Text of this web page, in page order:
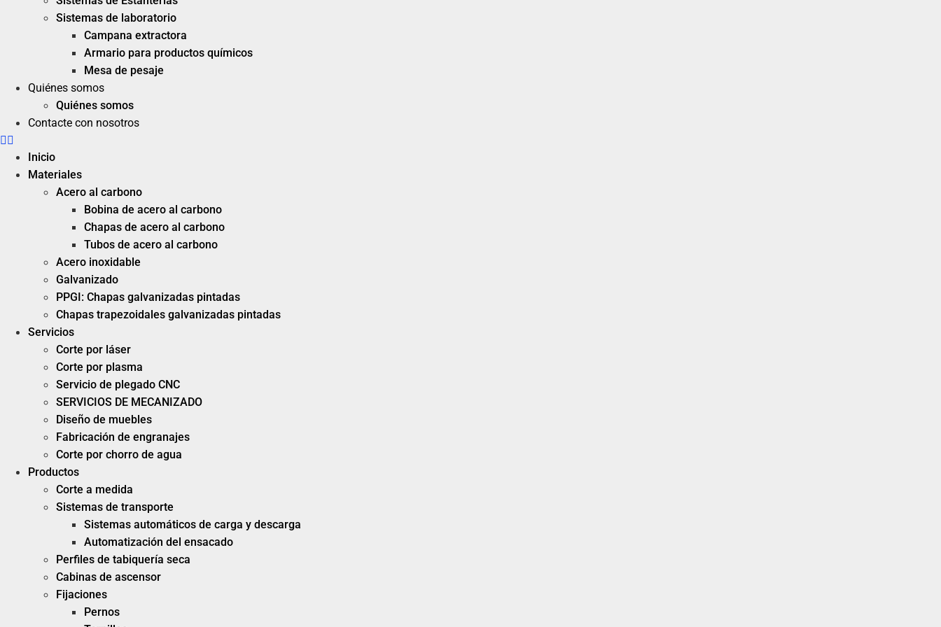
Sistemas de laboratorio
Campana extractora
Armario para productos químicos
Mesa de pesaje
Quiénes somos
Quiénes somos
Contacte con nosotros
Inicio
Materiales
Acero al carbono
Bobina de acero al carbono
Chapas de acero al carbono
Tubos de acero al carbono
Acero inoxidable
Galvanizado
PPGI: Chapas galvanizadas pintadas
Chapas trapezoidales galvanizadas pintadas
Servicios
Corte por láser
Corte por plasma
Servicio de plegado CNC
SERVICIOS DE MECANIZADO
Diseño de muebles
Fabricación de engranajes
Corte por chorro de agua
Productos
Corte a medida
Sistemas de transporte
Sistemas automáticos de carga y descarga
Automatización del ensacado
Perfiles de tabiquería seca
Cabinas de ascensor
Fijaciones
Pernos